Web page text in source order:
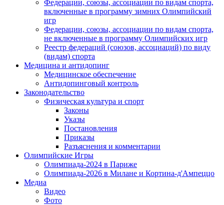
Федерации, союзы, ассоциации по видам спорта,
включенные в программу зимних Олимпийский
игр
Федерации, союзы, ассоциации по видам спорта,
не включенные в программу Олимпийских игр
Реестр федераций (союзов, ассоциаций) по виду
(видам) спорта
Медицина и антидопинг
Медицинское обеспечение
Антидопинговый контроль
Законодательство
Физическая культура и спорт
Законы
Указы
Постановления
Приказы
Разъяснения и комментарии
Олимпийские Игры
Олимпиада-2024 в Париже
Олимпиада-2026 в Милане и Кортина-д'Ампеццо
Медиа
Видео
Фото